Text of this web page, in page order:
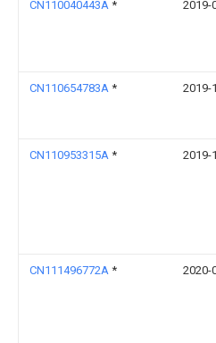
CN110040443A * 2019-
CN110654783A * 2019-
CN110953315A * 2019-
CN111496772A * 2020-